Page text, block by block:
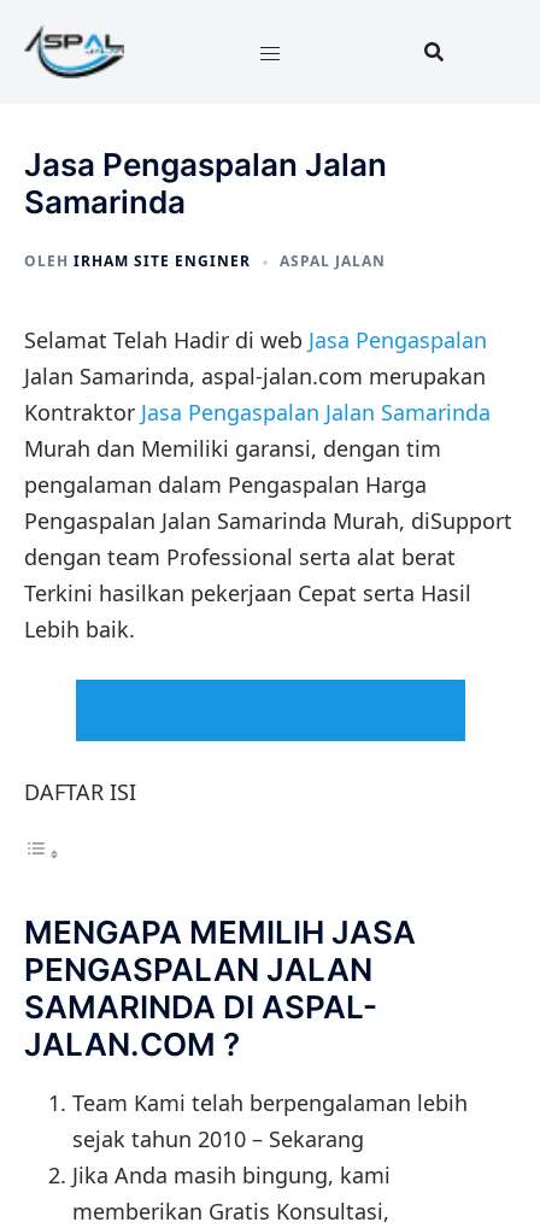
Jasa Pengaspalan Jalan
Samarinda
OLEH IRHAM SITE ENGINER ASPAL JALAN
Selamat Telah Hadir di web Jasa Pengaspalan
Jalan Samarinda, aspal-jalan.com merupakan
Kontraktor Jasa Pengaspalan Jalan Samarinda
Murah dan Memiliki garansi, dengan tim
pengalaman dalam Pengaspalan Harga
Pengaspalan Jalan Samarinda Murah, diSupport
dengan team Professional serta alat berat
Terkini hasilkan pekerjaan Cepat serta Hasil
Lebih baik.
DAFTAR ISI
MENGAPA MEMILIH JASA
PENGASPALAN JALAN
SAMARINDA DI ASPAL-
JALAN.COM ?
Team Kami telah berpengalaman lebih
sejak tahun 2010 – Sekarang
Jika Anda masih bingung, kami
memberikan Gratis Konsultasi,